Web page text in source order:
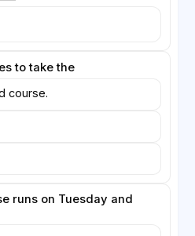
to take the
course.
runs on Tuesday and